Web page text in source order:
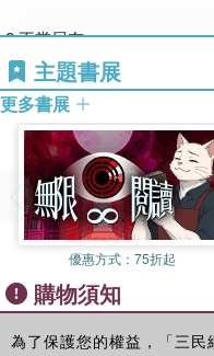
現任永信社會福利基金會
工程學系，畢業後就職於
化，至苗栗長照機構擔任
期間取得照顧服務員資格
2011年至基金會就職，3
自立支援的完整過程，遭
各機構、輔導委員、國外
破，終於看到台灣機構照
看到失能長輩也能生出夢
力。因而在與其他二位社
望將這些寶貴的經驗傳遞
2.不當尿布
3.不當餵食
4.工作人員不經意的言語或行
建立同理心，轉變照護文化
第二章 啟動以人為本的照護
四大基本照護原則
主題書展
更多書展
優惠方式： 75折起
購物須知
為了保護您的權益，「三民